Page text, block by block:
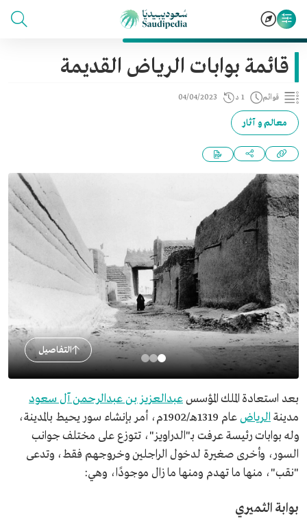
قائمة بوابات الرياض القديمة
قوائم 1 د 04/04/2023
معالم و آثار
التفاصيل
بعد استعادة الملك المؤسسعبدالعزيز بن عبدالرحمن آل سعود
مدينة الرياض
عام 1319هـ/1902م، أمر بإنشاء سور يحيط بالمدينة،
وله بوابات رئيسة عرفت بـ"الدراويز"، تتوزع على مختلف جوانب
السور، وأخرى صغيرة لدخول الراجلين وخروجهم فقط، وتدعى
"نقب"، منها ما تهدم ومنها ما زال موجودًا، وهي:
بوابة الثميري